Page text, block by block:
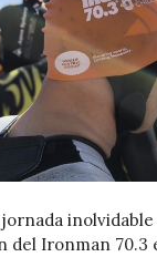
del Ironman 70.3